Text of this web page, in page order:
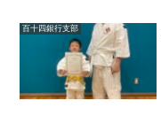
百十四銀行支部